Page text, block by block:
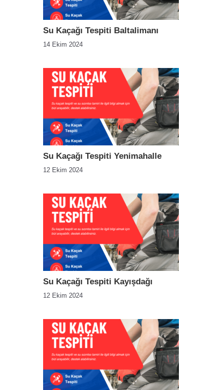
Su Kaçağı Tespiti Baltalimanı
14 Ekim 2024
Su Kaçağı Tespiti Yenimahalle
12 Ekim 2024
Su Kaçağı Tespiti Kayışdağı
12 Ekim 2024